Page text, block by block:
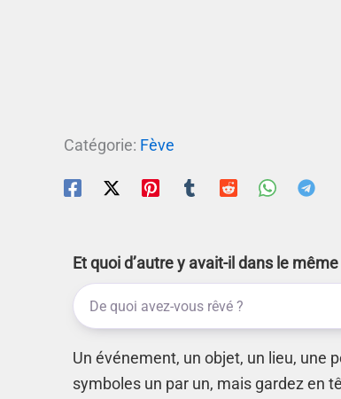
Catégorie: Fève
Et quoi d’autre y avait-il dans le
Un événement, un objet, un lieu, une
symboles un par un, mais gardez en